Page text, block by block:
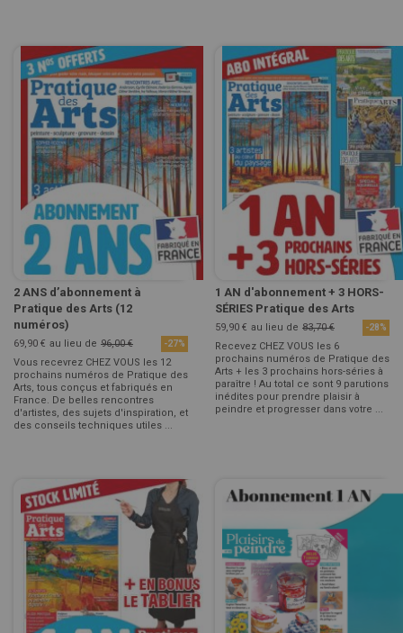
2 ANS d’abonnement à
Pratique des Arts (12
numéros)
69,90 € au lieu de 96,00 € -27%
Vous recevrez CHEZ VOUS les 12
prochains numéros de Pratique des
Arts, tous conçus et fabriqués en
France. De belles rencontres
d'artistes, des sujets d'inspiration, et
des conseils techniques utiles ...
1 AN d'abonnement + 3 HORS-
SÉRIES Pratique des Arts
59,90 € au lieu de 83,70 € -28%
Recevez CHEZ VOUS les 6
prochains numéros de Pratique des
Arts + les 3 prochains hors-séries à
paraître ! Au total ce sont 9 parutions
inédites pour prendre plaisir à
peindre et progresser dans votre ...